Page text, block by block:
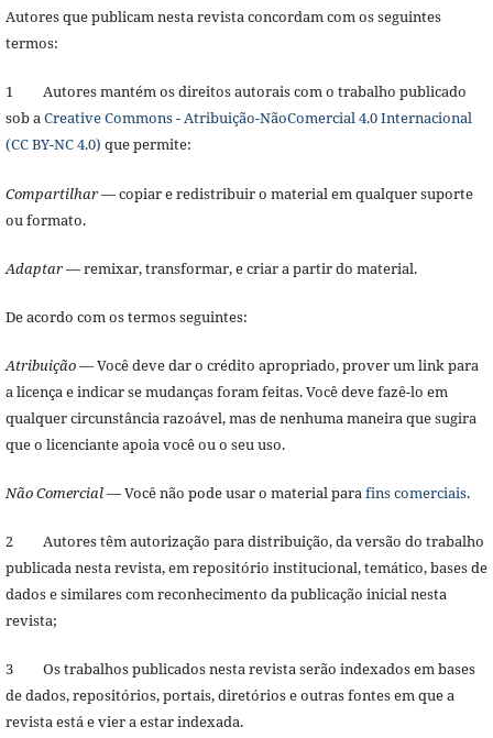
Autores que publicam nesta revista concordam com os seguintes
termos:
1 Autores mantém os direitos autorais com o trabalho publicado
sob aCreative Commons - Atribuição-NãoComercial 4.0 Internacional
(CC BY-NC 4.0) que permite:
Compartilhar— copiar e redistribuir o material em qualquer suporte
ou formato.
Adaptar— remixar, transformar, e criar a partir do material.
De acordo com os termos seguintes:
Atribuição— Você deve dar o crédito apropriado, prover um link para
a licença e indicar se mudanças foram feitas. Você deve fazê-lo em
qualquer circunstância razoável, mas de nenhuma maneira que sugira
que o licenciante apoia você ou o seu uso.
Não Comercial— Você não pode usar o material para fins comerciais.
2 Autores têm autorização para distribuição, da versão do trabalho
publicada nesta revista, em repositório institucional, temático, bases de
dados e similares com reconhecimento da publicação inicial nesta
revista;
3 Os trabalhos publicados nesta revista serão indexados em bases
de dados, repositórios, portais, diretórios e outras fontes em que a
revista está e vier a estar indexada.